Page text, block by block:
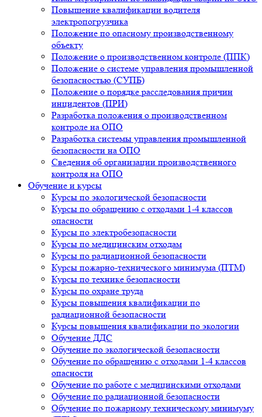
Повышение квалификации водителя
электропогрузчика
Положение по опасному производственному
объекту
Положение о производственном контроле (ППК)
Положение о системе управления промышленной
безопасностью (СУПБ)
Положение о порядке расследования причин
инцидентов (ПРИ)
Разработка положения о производственном
контроле на ОПО
Разработка системы управления промышленной
безопасности на ОПО
Сведения об организации производственного
контроля на ОПО
Обучение и курсы
Курсы по экологической безопасности
Курсы по обращению с отходами 1-4 классов
опасности
Курсы по электробезопасности
Курсы по медицинским отходам
Курсы по радиационной безопасности
Курсы пожарно-технического минимума (ПТМ)
Курсы по технике безопасности
Курсы по охране труда
Курсы повышения квалификации по
радиационной безопасности
Курсы повышения квалификации по экологии
Обучение ДДС
Обучение по экологической безопасности
Обучение по обращению с отходами 1-4 классов
опасности
Обучение по работе с медицинскими отходами
Обучение по радиационной безопасности
Обучение по пожарному техническому минимуму